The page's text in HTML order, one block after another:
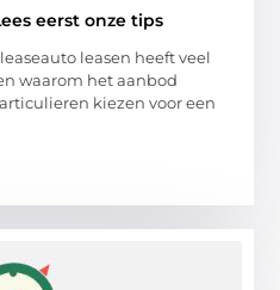
eerst onze tips
leasen heeft veel
waarom het aanbod
kiezen voor een